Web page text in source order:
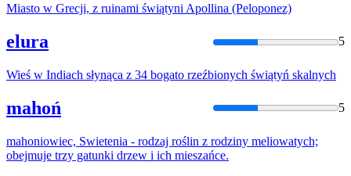
Miasto w Grecji, z ruinami świątyni Apollina (Peloponez)
elura 5
Wieś w Indiach słynąca z 34 bogato rzeźbionych świątyń skalnych
mahoń 5
mahoniowiec, Swietenia - rodzaj roślin z rodziny meliowatych;
obejmuje trzy gatunki drzew i ich mieszańce.